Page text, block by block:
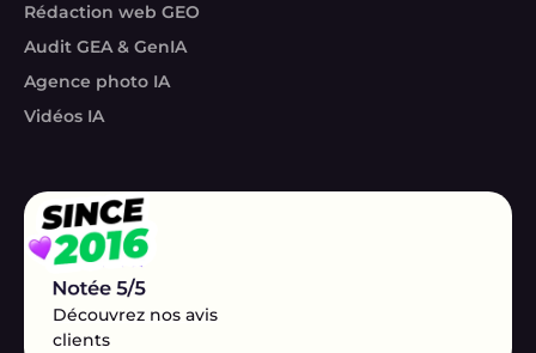
Rédaction web GEO
Audit GEA & GenIA
Agence photo IA
Vidéos IA
Découvrez nos avis
clients